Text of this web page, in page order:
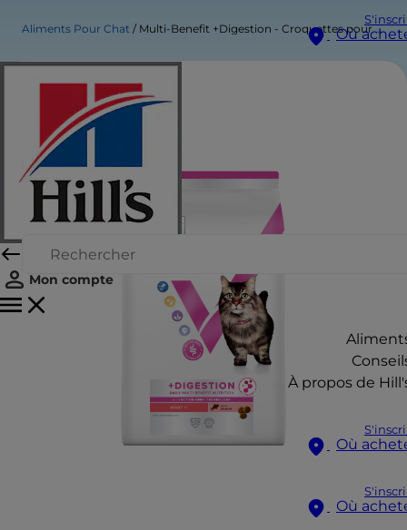
Où
Mon compte
À propos de
Où
Où
Aliments Pour Chat Multi-Benefit +Digestion - Croquettes pour Chat Adulte (1+) - au Saumon